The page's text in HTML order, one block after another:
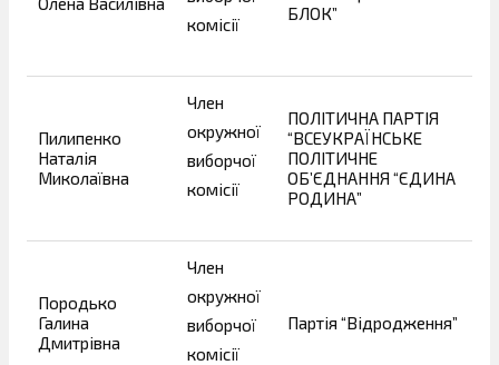
комісії
БЛОК”
Пилипенко
Наталія
Миколаївна
Член
окружної
виборчої
комісії
ПОЛІТИЧНА ПАРТІЯ
“ВСЕУКРАЇНСЬКЕ
ПОЛІТИЧНЕ
ОБ’ЄДНАННЯ “ЄДИНА
РОДИНА”
Породько
Галина
Дмитрівна
Член
окружної
виборчої
комісії
Партія “Відродження”